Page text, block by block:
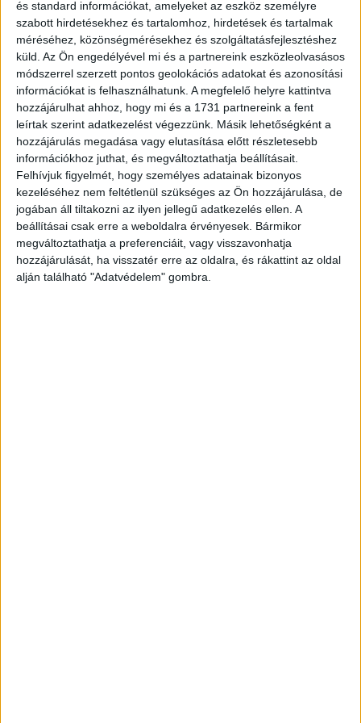
és standard információkat, amelyeket az eszköz személyre
szabott hirdetésekhez és tartalomhoz, hirdetések és tartalmak
méréséhez, közönségmérésekhez és szolgáltatásfejlesztéshez
küld. Az Ön engedélyével mi és a partnereink eszközleolvasásos
módszerrel szerzett pontos geolokációs adatokat és azonosítási
információkat is felhasználhatunk. A megfelelő helyre kattintva
hozzájárulhat ahhoz, hogy mi és a 1731 partnereink a fent
leírtak szerint adatkezelést végezzünk. Másik lehetőségként a
hozzájárulás megadása vagy elutasítása előtt részletesebb
információkhoz juthat, és megváltoztathatja beállításait.
Felhívjuk figyelmét, hogy személyes adatainak bizonyos
kezeléséhez nem feltétlenül szükséges az Ön hozzájárulása, de
jogában áll tiltakozni az ilyen jellegű adatkezelés ellen. A
beállításai csak erre a weboldalra érvényesek. Bármikor
megváltoztathatja a preferenciáit, vagy visszavonhatja
hozzájárulását, ha visszatér erre az oldalra, és rákattint az oldal
alján található "Adatvédelem" gombra.
A módosítás várható eredménye, hogy jelentősen
csökkenhet a munkaerő kölcsönzésével foglalkozó cégek
száma. Egyrészt nehezebb lesz ilyen tevékenységre
engedélyt szerezni, hiszen több mint kétszeresére emelt
vagyoni biztosítékot kell egy letéti számlán tartani,
másrészt a kormányhivatal által már nyilvántartásba vett
és kölcsönzési jogosultsággal rendelkező cégek közül is
minden bizonnyal lesznek olyanok, akik nem tudják a
megemelt vagyoni biztosítékot igazolni.
Miért van szükség a vagyoni biztosítékra?
A vagyoni biztosíték egyszerű és logikus szerepe, hogy a